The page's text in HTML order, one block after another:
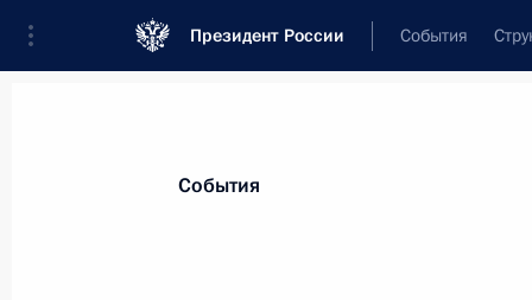
Президент России События
События